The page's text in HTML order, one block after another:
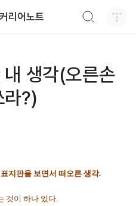
리어노트
생각(오른손
라?)
지판을 보면서 떠오른 생각.
것이 하나 있다.